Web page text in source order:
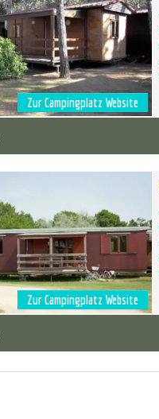
Zur Campingplatz Website
Zur Campingplatz Website